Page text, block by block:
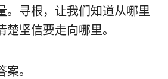
。寻根，让我们知道从哪里
楚坚信要走向哪里。
案。